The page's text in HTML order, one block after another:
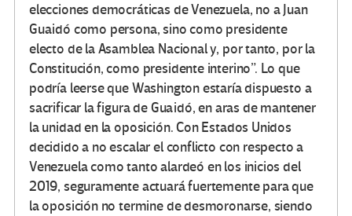
elecciones democráticas de Venezuela, no a Juan
Guaidó como persona, sino como presidente
electo de la Asamblea Nacional y, por tanto, por la
Constitución, como presidente interino”. Lo que
podría leerse que Washington estaría dispuesto a
sacrificar la figura de Guaidó, en aras de mantener
la unidad en la oposición. Con Estados Unidos
decidido a no escalar el conflicto con respecto a
Venezuela como tanto alardeó en los inicios del
2019, seguramente actuará fuertemente para que
la oposición no termine de desmoronarse, siendo